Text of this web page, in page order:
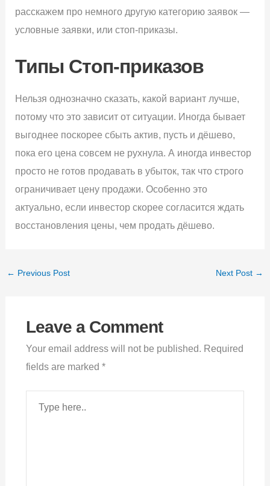
расскажем про немного другую категорию заявок —
условные заявки, или стоп-приказы.
Типы Стоп-приказов
Нельзя однозначно сказать, какой вариант лучше,
потому что это зависит от ситуации. Иногда бывает
выгоднее поскорее сбыть актив, пусть и дёшево,
пока его цена совсем не рухнула. А иногда инвестор
просто не готов продавать в убыток, так что строго
ограничивает цену продажи. Особенно это
актуально, если инвестор скорее согласится ждать
восстановления цены, чем продать дёшево.
← Previous Post Next Post →
Leave a Comment
Your email address will not be published. Required
fields are marked *